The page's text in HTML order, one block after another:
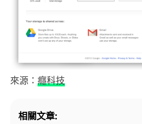
來源： 癮科技
相關文章: